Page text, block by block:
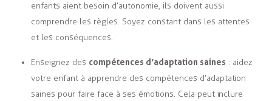
enfants aient besoin d’autonomie, ils doivent aussi
comprendre les règles. Soyez constant dans les attentes
et les conséquences.
Enseignez des compétences d’adaptation saines : aidez
votre enfant à apprendre des compétences d’adaptation
saines pour faire face à ses émotions. Cela peut inclure